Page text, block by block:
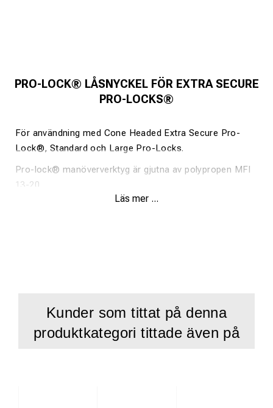
PRO-LOCK® LÅSNYCKEL FÖR EXTRA SECURE
PRO-LOCKS®
För användning med Cone Headed Extra Secure Pro-
Lock®, Standard och Large Pro-Locks.
Pro-lock® manöververktyg är gjutna av polypropen MFI
13-20.
UV-säker.
Läs mer ...
Kunder som tittat på denna
produktkategori tittade även på